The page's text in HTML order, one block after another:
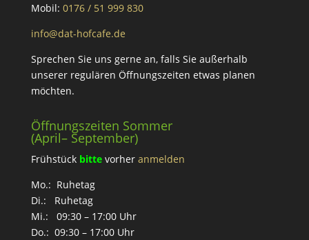
Mobil: 0176 / 51 999 830
info@dat-hofcafe.de
Sprechen Sie uns gerne an, falls Sie außerhalb
unserer regulären Öffnungszeiten etwas planen
möchten.
Öffnungszeiten Sommer
(April– September)
Frühstück bitte vorher anmelden
Mo.: Ruhetag
Di.: Ruhetag
Mi.: 09:30 – 17:00 Uhr
Do.: 09:30 – 17:00 Uhr